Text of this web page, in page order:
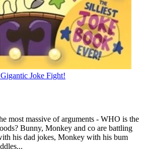
Joke Fight!
most massive of arguments - WHO is the
Bunny, Monkey and co are battling
his dad jokes, Monkey with his bum